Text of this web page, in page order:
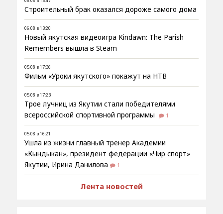
Строительный брак оказался дороже самого дома
06.08 в 13:20
Новый якутская видеоигра Kindawn: The Parish
Remembers вышла в Steam
05.08 в 17:36
Фильм «Уроки якутского» покажут на НТВ
05.08 в 17:23
Трое лучниц из Якутии стали победителями
всероссийской спортивной программы
1
05.08 в 16:21
Ушла из жизни главный тренер Академии
«Кындыкан», президент федерации «Чир спорт»
Якутии, Ирина Данилова
1
Лента новостей